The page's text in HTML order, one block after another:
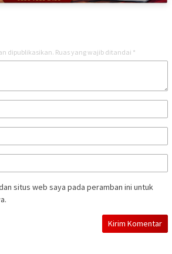
dipublikasikan. Ruas yang wajib ditandai *
situs web saya pada peramban ini untuk